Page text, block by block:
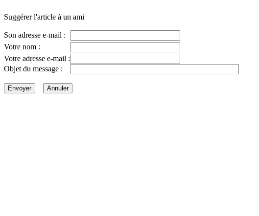
Suggérer l'article à un ami
Son adresse e-mail :
Votre nom :
Votre adresse e-mail :
Objet du message :